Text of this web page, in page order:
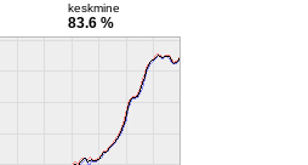
keskmine
83.6 %